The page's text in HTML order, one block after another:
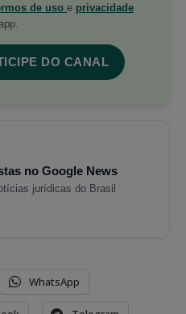
de uso e privacidade
DO CANAL
no Google News
jurídicas do Brasil
WhatsApp